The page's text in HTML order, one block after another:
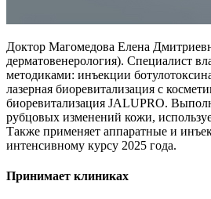
Доктор Магомедова Елена
дерматовенерология). Специалист
методиками: инъекции
лазерная биоревитализация с
биоревитализация JALUPRO.
рубцовых изменений кожи,
Также применяет аппаратные и
интенсивному курсу 2025 года.
Принимает клиниках